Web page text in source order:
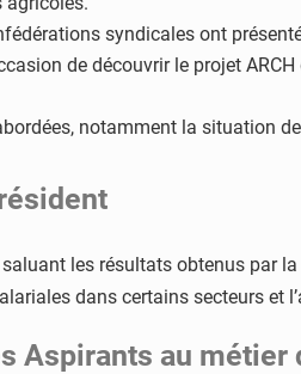
syndicales ont
de découvrir le projet
notamment la situation
les résultats obtenus par
dans certains secteurs et
Aspirants au métier